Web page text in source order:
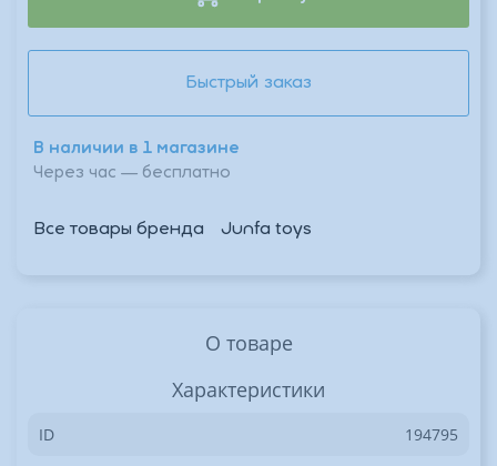
Быстрый заказ
В наличии в 1 магазине
Через час — бесплатно
Все товары бренда Junfa toys
О товаре
Характеристики
ID 194795